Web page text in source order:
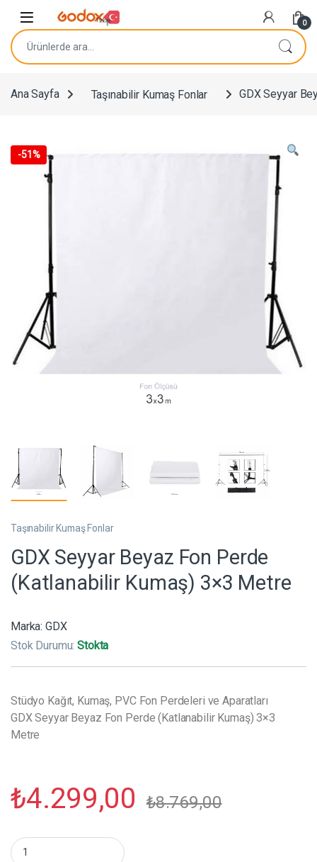
0
Ara:
Ana Sayfa Taşınabilir Kumaş Fonlar GDX Seyyar
-51%
Taşınabilir Kumaş Fonlar
GDX Seyyar Beyaz Fon Perde
(Katlanabilir Kumaş) 3×3 Metre
Marka: GDX
Stok Durumu:Stokta
Stüdyo Kağıt, Kumaş, PVC Fon Perdeleri ve Aparatları
GDX Seyyar Beyaz Fon Perde (Katlanabilir Kumaş) 3×3
Metre
₺4.299,00 ₺8.769,00
GDX Seyyar Beyaz Fon Perde (Katlanabilir Kumaş) 3x3 Metre